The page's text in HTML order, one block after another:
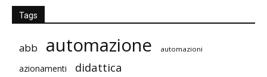
Tags
abb automazione automazioni
azionamenti didattica